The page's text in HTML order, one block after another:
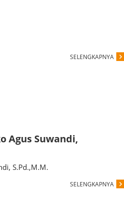
SELENGKAPNYA
Agus Suwandi,
S.Pd.,M.M.
SELENGKAPNYA